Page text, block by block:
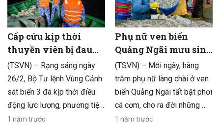
Cấp cứu kịp thời
thuyền viên bị đau
ruột thừa cấp ngoài
khơi Côn Đảo
(TSVN) – Rạng sáng ngày
26/2, Bộ Tư lệnh Vùng Cảnh
sát biển 3 đã kịp thời điều
động lực lượng, phương tiện
cấp cứu và đưa thuyền viên
1 năm trước
Phụ nữ ven biển
Quảng Ngãi mưu sinh
nghề hấp cá
(TSVN) – Mỗi ngày, hàng
trăm phụ nữ làng chài ở ven
biển Quảng Ngãi tất bật phơi
cá cơm, cho ra đời những mẻ
cá cơm khô thơm ngon, chất
1 năm trước